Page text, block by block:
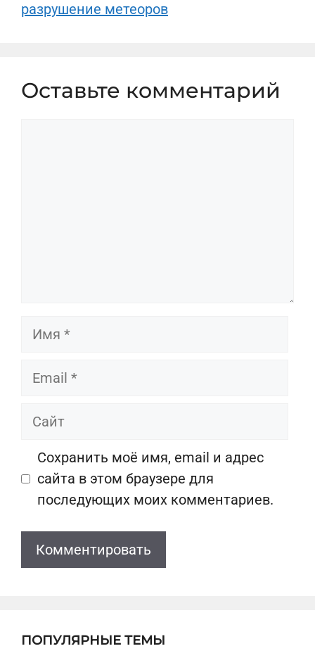
разрушение метеоров
Оставьте комментарий
Имя
Email
Сайт
Сохранить моё имя, email и адрес
сайта в этом браузере для
последующих моих комментариев.
ПОПУЛЯРНЫЕ ТЕМЫ